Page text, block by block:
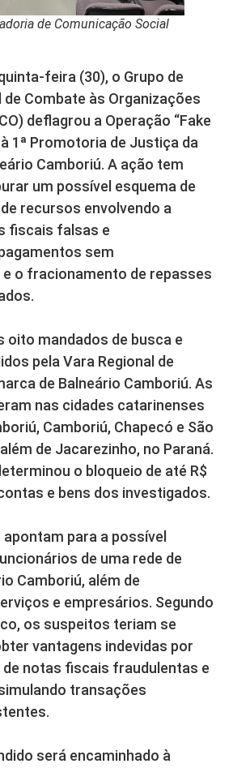
de Comunicação Social
feira (30), o Grupo de
Combate às Organizações
deflagrou a Operação “Fake
1ª Promotoria de Justiça da
Camboriú. A ação tem
um possível esquema de
recursos envolvendo a
fiscais falsas e
sem
o fracionamento de repasses
oito mandados de busca e
pela Vara Regional de
de Balneário Camboriú. As
nas cidades catarinenses
Camboriú, Chapecó e São
de Jacarezinho, no Paraná.
o bloqueio de até R$
e bens dos investigados.
para a possível
de uma rede de
Camboriú, além de
e empresários. Segundo
os suspeitos teriam se
vantagens indevidas por
notas fiscais fraudulentas e
transações
será encaminhado à